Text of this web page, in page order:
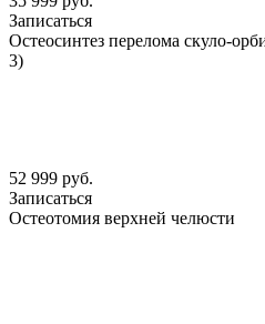
Записаться
Остеосинтез перелома скуло-
3)
52 999 руб.
Записаться
Остеотомия верхней челюсти